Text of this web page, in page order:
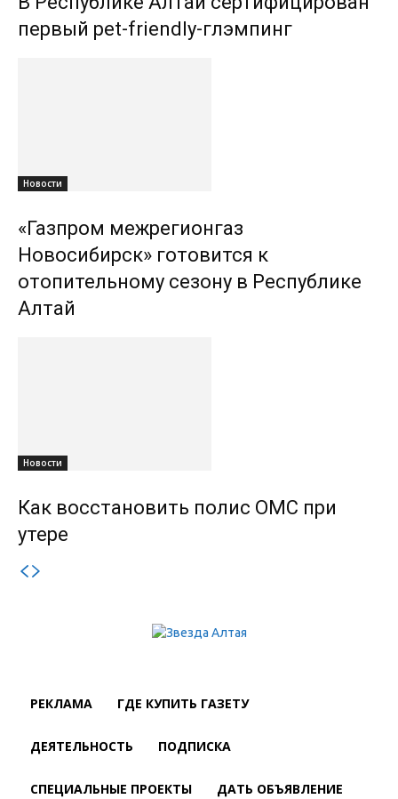
первый pet-friendly-глэмпинг
Новости
«Газпром межрегионгаз
Новосибирск» готовится к
отопительному сезону в Республике
Алтай
Новости
Как восстановить полис ОМС при
утере
РЕКЛАМА ГДЕ КУПИТЬ ГАЗЕТУ
ДЕЯТЕЛЬНОСТЬ ПОДПИСКА
СПЕЦИАЛЬНЫЕ ПРОЕКТЫ ДАТЬ ОБЪЯВЛЕНИЕ